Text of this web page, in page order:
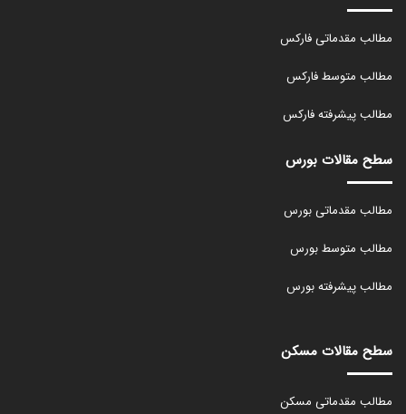
مطالب مقدماتی فارکس
مطالب متوسط فارکس
مطالب پیشرفته فارکس
سطح مقالات بورس
مطالب مقدماتی بورس
مطالب متوسط بورس
مطالب پیشرفته بورس
سطح مقالات مسکن
مطالب مقدماتی مسکن